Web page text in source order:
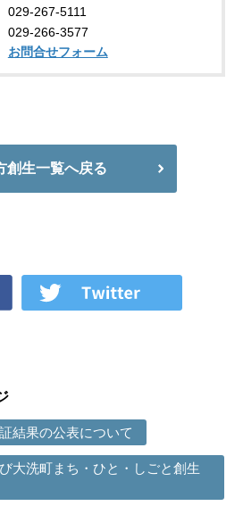
029-267-5111
029-266-3577
お問合せフォーム
創生一覧へ戻る
結果の公表について
大洗町まち・ひと・しごと創生